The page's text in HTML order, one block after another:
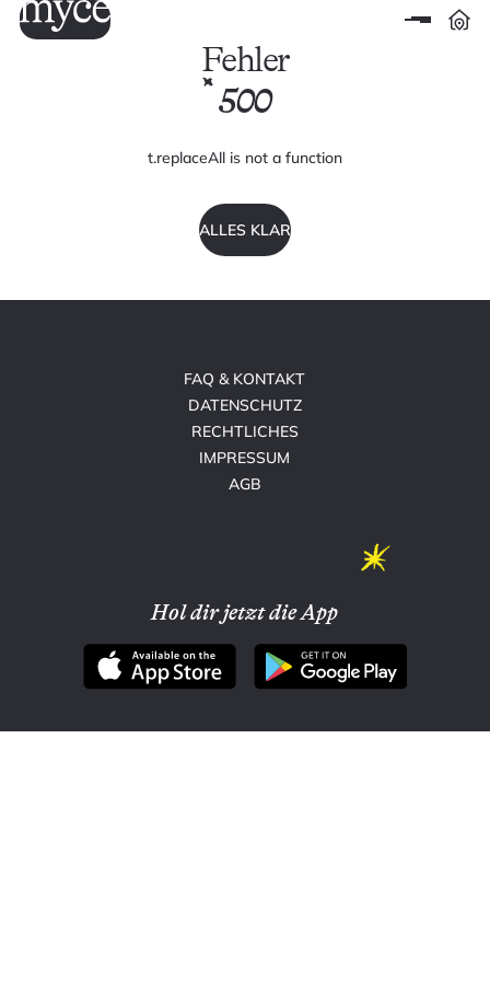
Fehler
500
t.replaceAll is not a function
ALLES KLAR
FAQ & KONTAKT
DATENSCHUTZ
RECHTLICHES
IMPRESSUM
AGB
Hol dir jetzt die App